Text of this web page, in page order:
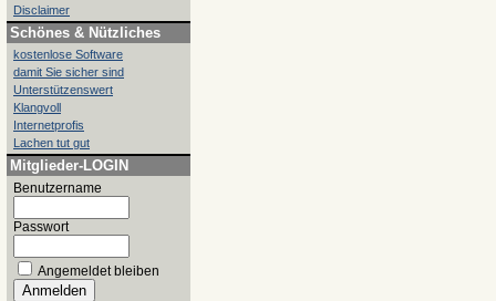
Disclaimer
Schönes & Nützliches
kostenlose Software
damit Sie sicher sind
Unterstützenswert
Klangvoll
Internetprofis
Lachen tut gut
Mitglieder-LOGIN
Benutzername
Passwort
Angemeldet bleiben